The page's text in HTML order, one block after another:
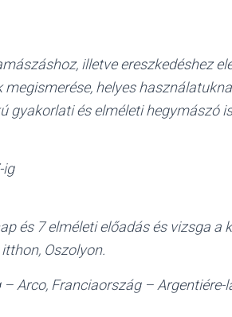
illetve ereszkedéshez
helyes
gyakorlati és elméleti hegymászó
ig
és 7 elméleti előadás és vizsga a
Oszolyon.
Arco, Franciaország – Argentiére-